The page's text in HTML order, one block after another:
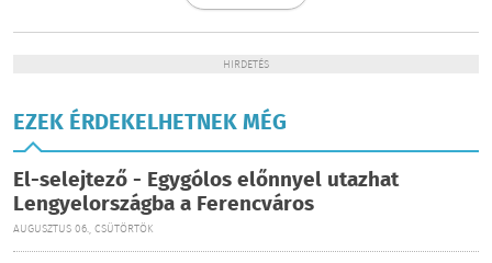
HIRDETÉS
EZEK ÉRDEKELHETNEK MÉG
El-selejtező - Egygólos előnnyel utazhat
Lengyelországba a Ferencváros
AUGUSZTUS 06., CSÜTÖRTÖK